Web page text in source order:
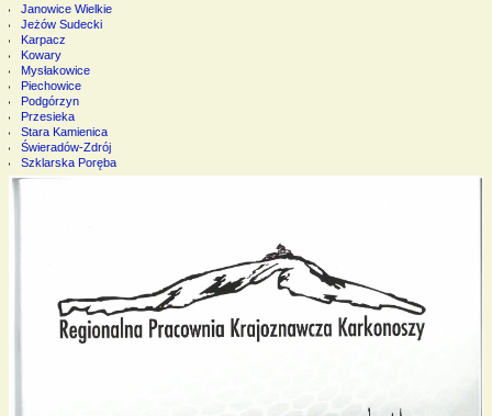
Janowice Wielkie
Jeżów Sudecki
Karpacz
Kowary
Mysłakowice
Piechowice
Podgórzyn
Przesieka
Stara Kamienica
Świeradów-Zdrój
Szklarska Poręba